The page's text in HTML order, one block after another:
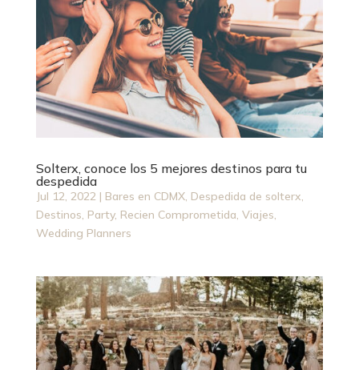
Solterx, conoce los 5 mejores destinos para tu
despedida
Jul 12, 2022 | Bares en CDMX, Despedida de solterx,
Destinos, Party, Recien Comprometida, Viajes,
Wedding Planners